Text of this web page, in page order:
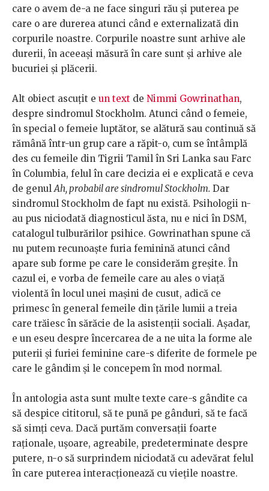
care o avem de-a ne face singuri rău și puterea pe
care o are durerea atunci când e externalizată din
corpurile noastre. Corpurile noastre sunt arhive ale
durerii, în aceeași măsură în care sunt și arhive ale
bucuriei și plăcerii.
Alt obiect ascuțit e un text de Nimmi Gowrinathan,
despre sindromul Stockholm. Atunci când o femeie,
în special o femeie luptător, se alătură sau continuă să
rămână într-un grup care a răpit-o, cum se întâmplă
des cu femeile din Tigrii Tamil în Sri Lanka sau Farc
în Columbia, felul în care decizia ei e explicată e ceva
de genul Ah, probabil are sindromul Stockholm. Dar
sindromul Stockholm de fapt nu există. Psihologii n-
au pus niciodată diagnosticul ăsta, nu e nici în DSM,
catalogul tulburărilor psihice. Gowrinathan spune că
nu putem recunoaște furia feminină atunci când
apare sub forme pe care le considerăm greșite. În
cazul ei, e vorba de femeile care au ales o viață
violentă în locul unei mașini de cusut, adică ce
primesc în general femeile din țările lumii a treia
care trăiesc în sărăcie de la asistenții sociali. Așadar,
e un eseu despre încercarea de a ne uita la forme ale
puterii și furiei feminine care-s diferite de formele pe
care le gândim și le concepem în mod normal.
În antologia asta sunt multe texte care-s gândite ca
să despice cititorul, să te pună pe gânduri, să te facă
să simți ceva. Dacă purtăm conversații foarte
raționale, ușoare, agreabile, predeterminate despre
putere, n-o să surprindem niciodată cu adevărat felul
în care puterea interacționează cu viețile noastre.